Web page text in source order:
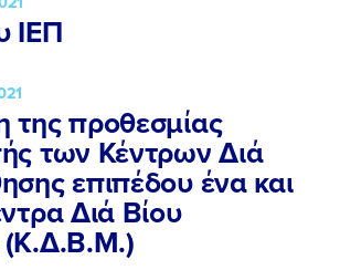
ΙΕΠ
της προθεσμίας
των Κέντρων Διά
επιπέδου ένα και
Διά Βίου